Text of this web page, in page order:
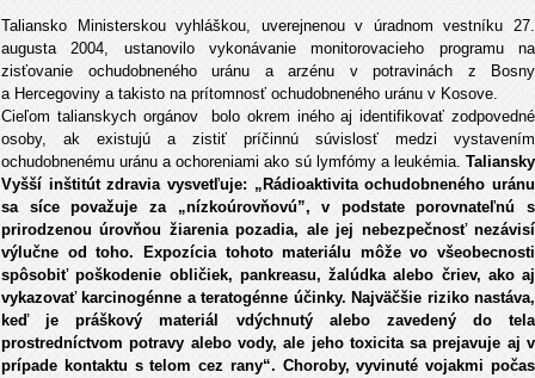
Taliansko Ministerskou vyhláškou, uverejnenou v úradnom vestníku 27.
augusta 2004, ustanovilo vykonávanie monitorovacieho programu na
zisťovanie ochudobneného uránu a arzénu v potravinách z Bosny
a Hercegoviny a takisto na prítomnosť ochudobneného uránu v Kosove.
Cieľom talianskych orgánov bolo okrem iného aj identifikovať zodpovedné
osoby, ak existujú a zistiť príčinnú súvislosť medzi vystavením
ochudobnenému uránu a ochoreniami ako sú lymfómy a leukémia. Taliansky
Vyšší inštitút zdravia vysvetľuje: „Rádioaktivita ochudobneného uránu
sa síce považuje za „nízkoúrovňovú”, v podstate porovnateľnú s
prirodzenou úrovňou žiarenia pozadia, ale jej nebezpečnosť nezávisí
výlučne od toho. Expozícia tohoto materiálu môže vo všeobecnosti
spôsobiť poškodenie obličiek, pankreasu, žalúdka alebo čriev, ako aj
vykazovať karcinogénne a teratogénne účinky. Najväčšie riziko nastáva,
keď je práškový materiál vdýchnutý alebo zavedený do tela
prostredníctvom potravy alebo vody, ale jeho toxicita sa prejavuje aj v
prípade kontaktu s telom cez rany“. Choroby, vyvinuté vojakmi počas